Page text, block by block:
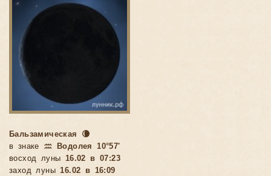
Бальзамическая 🌘
в знаке ♒ Водолея 10°57'
восход луны 16.02 в 07:23
заход луны16.02 в 16:09